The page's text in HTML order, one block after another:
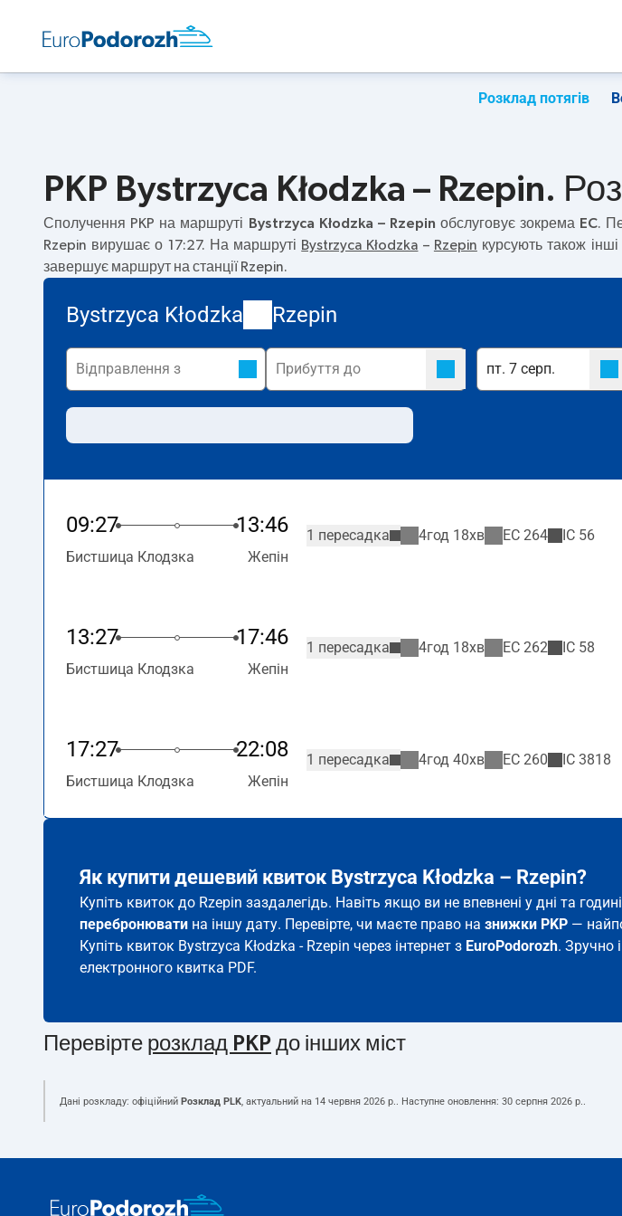
Розклад потягів
PKP Bystrzyca Kłodzka – Rzepin.
Сполучення PKP на маршруті Bystrzyca Kłodzka – Rzepin обслуговує зокрема EC.
Rzepin вирушає о 17:27. На маршруті Bystrzyca Kłodzka – Rzepin курсують також інші
завершує маршрут на станції Rzepin.
Bystrzyca Kłodzka Rzepin
09:27 13:46
Бистшица Клодзка Жепін
1 пересадка 4год 18хв EC 264 IC 56
13:27 17:46
Бистшица Клодзка Жепін
1 пересадка 4год 18хв EC 262 IC 58
17:27 22:08
Бистшица Клодзка Жепін
1 пересадка 4год 40хв EC 260 IC 3818
Як купити дешевий квиток Bystrzyca Kłodzka – Rzepin?
Купіть квиток до Rzepin заздалегідь. Навіть якщо ви не впевнені у дні та
перебронювати на іншу дату. Перевірте, чи маєте право на знижки PKP —
Купіть квиток Bystrzyca Kłodzka - Rzepin через інтернет з EuroPodorozh. Зручно
електронного квитка PDF.
Перевірте розклад PKP до інших міст
Дані розкладу: офіційний Розклад PLK, актуальний на 14 червня 2026 р.. Наступне оновлення: 30 серпня 2026 р..